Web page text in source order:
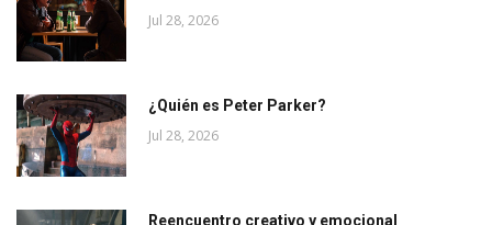
Jul 28, 2026
¿Quién es Peter Parker?
Jul 28, 2026
Reencuentro creativo y emocional